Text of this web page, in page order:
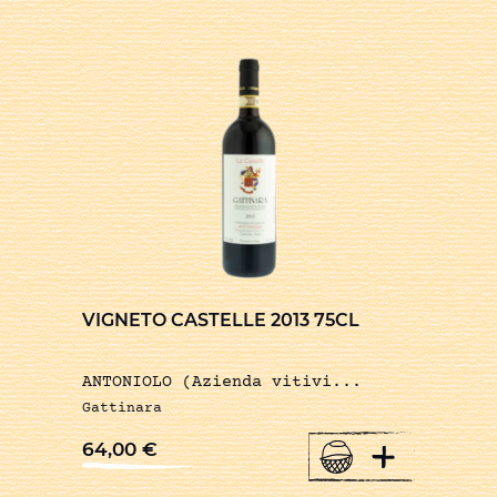
VIGNETO CASTELLE 2013 75CL
ANTONIOLO (Azienda vitivi...
Gattinara
64,00€ +